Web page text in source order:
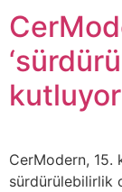
kutluyor
CerModern, 15.
sürdürülebilirlik